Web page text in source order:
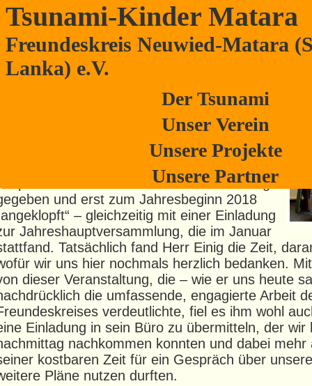
Tsunami-Kinder Matara
Freundeskreis Neuwied-Matara
Lanka) e.V.
Der Tsunami
Unser Verein
Unsere Projekte
Unsere Partner
Antrittsbesuch bei
der Freundeskreis Neuwied-Matara e. V.
auch nicht der erste Verein, der beim
OB anklopft. Die beiden Vorsitzenden,
Mertgen und Edeltrud Pinger, hatten
im alten Jahr Zeit zum Eintauchen in die
Arbeit in der Stadtverwaltung
und erst zum Jahresbeginn 2018
– gleichzeitig mit einer Einladung
Jahreshauptversammlung, die im Januar
Tatsächlich fand Herr Einig die Zeit,
wir uns hier nochmals herzlich bedanken.
dieser Veranstaltung, die – wie er uns heute
die umfassende, engagierte Arbeit
verdeutlichte, fiel es ihm wohl
Einladung in sein Büro zu übermitteln, der wir
nachkommen konnten und dabei mehr
kostbaren Zeit für ein Gespräch über
Pläne nutzen durften.